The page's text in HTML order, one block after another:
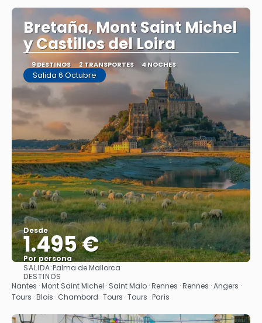
Bretaña, Mont Saint Michel
y Castillos del Loira
9 DESTINOS 2 TRANSPORTES 4 NOCHES
Salida 6 Octubre
Desde
1.495 €
Por persona
SALIDA:Palma de Mallorca
DESTINOS
Nantes · Mont Saint Michel · Saint Malo · Rennes · Rennes · Angers ·
Tours · Blois · Chambord · Tours · Tours · París